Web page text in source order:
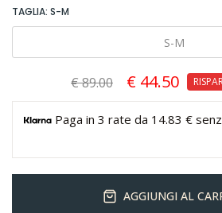
TAGLIA: S-M
S-M
€ 89.00 € 44.50
Paga in 3 rate da 14.83 €
AGGIUNGI AL